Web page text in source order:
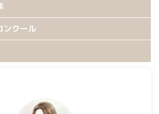
ンクール